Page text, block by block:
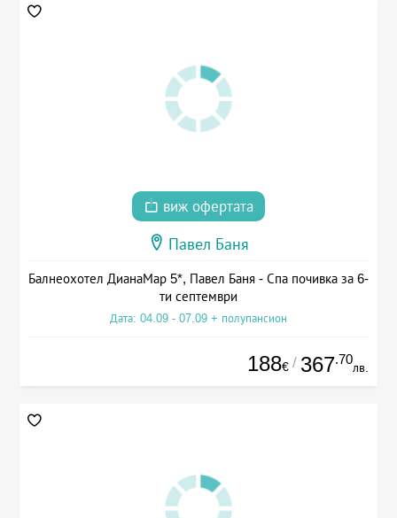
виж офертата
Павел Баня
Балнеохотел ДианаМар 5*, Павел Баня - Спа почивка за 6-
ти септември
Дата: 04.09 - 07.09 + полупансион
188€ / 367.70
лв.